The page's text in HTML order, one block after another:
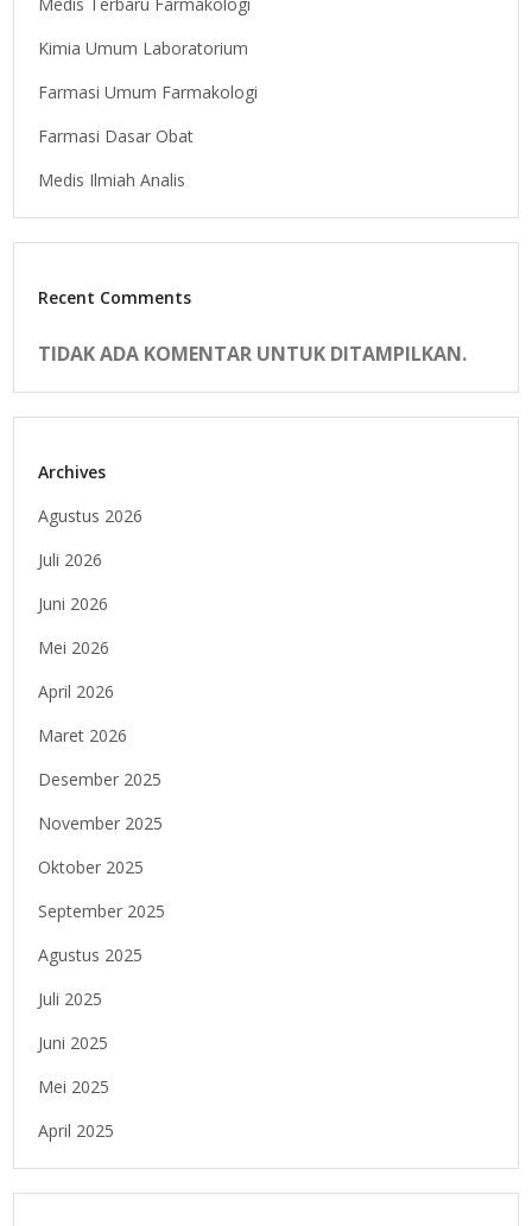
Kimia Umum Laboratorium
Farmasi Umum Farmakologi
Farmasi Dasar Obat
Medis Ilmiah Analis
Recent Comments
TIDAK ADA KOMENTAR UNTUK DITAMPILKAN.
Archives
Agustus 2026
Juli 2026
Juni 2026
Mei 2026
April 2026
Maret 2026
Desember 2025
November 2025
Oktober 2025
September 2025
Agustus 2025
Juli 2025
Juni 2025
Mei 2025
April 2025